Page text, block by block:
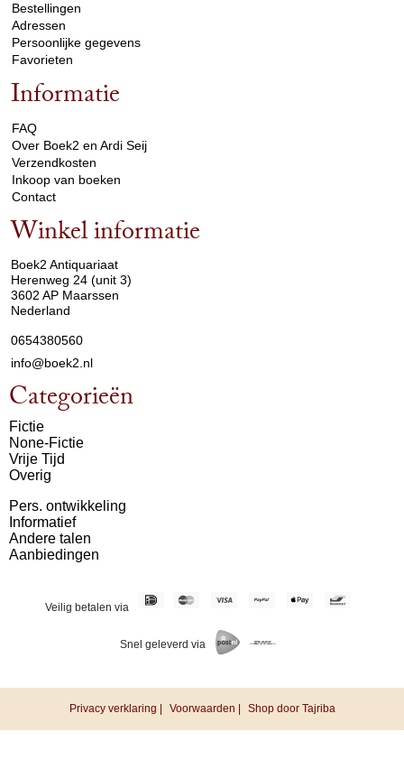
Bestellingen
Adressen
Persoonlijke gegevens
Favorieten
Informatie
FAQ
Over Boek2 en Ardi Seij
Verzendkosten
Inkoop van boeken
Contact
Winkel informatie
Boek2 Antiquariaat
Herenweg 24 (unit 3)
3602 AP Maarssen
Nederland
0654380560
info@boek2.nl
Categorieën
Fictie
None-Fictie
Vrije Tijd
Overig
Pers. ontwikkeling
Informatief
Andere talen
Aanbiedingen
Veilig betalen via
Snel geleverd via
Privacy verklaring | Voorwaarden | Shop door Tajriba